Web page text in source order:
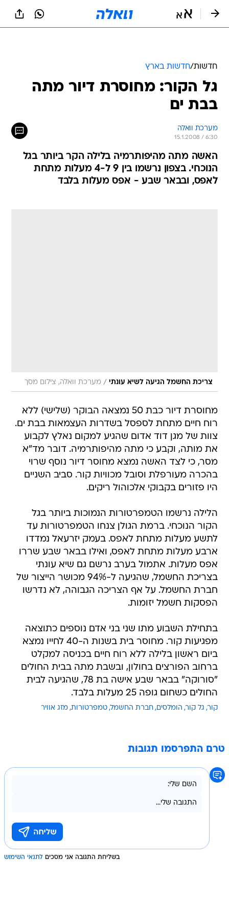
חדשות/חדשות בארץ
גל הקור: מחוסרת דיור מתה
בבת ים
מערכת וואלה
15.1.2008 / 6:30
האשה מתה מהיפותרמיה בלילה הקר ביותר בגל
הנוכחי. בצפון נרשמו בין 9 ל-4 מעלות מתחת
לאפס, ובבאר שבע - אפס מעלות בלבד
צריכת החשמל הגיעה לשיא עונתי / מערכת וואלה, צילום מסך
מחוסרת דיור כבת 50 נמצאה הבוקר (שלישי) ללא
רוח חיים מתחת לספסל בשדרות העצמאות בבת ים.
צוות של מגן דוד אדום שהגיע למקום נאלץ לקבוע
את מותה, וקבע כי מתה מהיפותרמיה. דובר מד"א
מסר, כי לצד האשה נמצא מחוסר דיור נוסף שרוי
בהכרה מעורפלת וסובל מכוויות קור. סביב השניים
היו פזורים בקבוקי אלכוהול ריקים.
הלילה נרשמו הטמפרטורות הנמוכות ביותר בגל
הקור הנוכחי. ברמת הגולן צנחו הטמפרטורות עד
לתשע מעלות מתחת לאפס. בעמק יזרעאל נמדדו
ארבע מעלות מתחת לאפס, ואילו בבאר שבע שררו
אפס מעלות. אתמול בערב נרשם גם שיא עונתי
בצריכת החשמל, שהגיעה ל-94% מכושר הייצור של
חברת החשמל. על אף הצריכה הגבוהה, לא נדרשו
הפסקות חשמל יזומות.
בתחילת השבוע מתו שני בני אדם נוספים כתוצאה
מפגיעות קור. מחוסר בית בשנות ה-40 לחייו נמצא
ביום ראשון בלילה ללא רוח חיים בכניסה למקלט
ברחוב הפורצים בחולון, ובשבת מתה בבית החולים
"סורוקה" בבאר שבע אישה בת 78, שהגיעה לבית
החולים כשחום גופה 25 מעלות בלבד.
קור גל קור הומלסים חברת החשמל טמפרטורות מזג אוויר
טרם התפרסמו תגובות
בשליחת התגובה אני מסכים לתנאי השימוש